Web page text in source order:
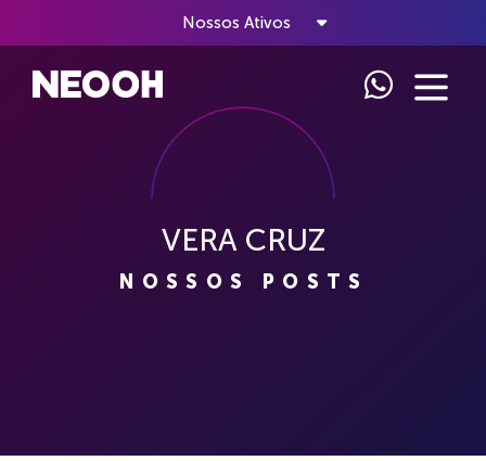
Nossos Ativos
VERA CRUZ
NOSSOS POSTS